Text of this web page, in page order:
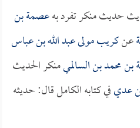
حديث منكر تفرد بهعصمة بن
عنكريب مولى عبد الله بن عباس
محمد بن السالميمنكر الحديث
عديفي كتابه الكامل قال: حديثه